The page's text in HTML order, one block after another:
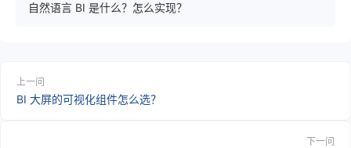
自然语言 BI 是什么？怎么实现？
上一问
BI 大屏的可视化组件怎么选？
下一问